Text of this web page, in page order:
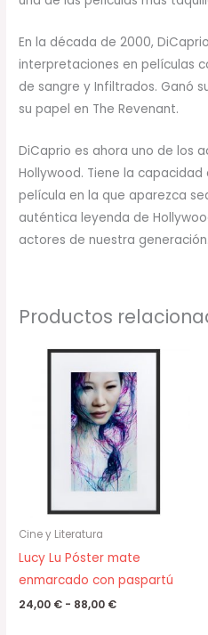
En la década de 2000,
interpretaciones en películas
de sangre y Infiltrados. Ganó
su papel en The Revenant.
DiCaprio es ahora uno de los
Hollywood. Tiene la
película en la que aparezca
auténtica leyenda de
actores de nuestra generación.
Productos
Cine y Literatura
Lucy Lu Póster mate
enmarcado con paspartú
24,00 € - 88,00 €
Rango
precios:
desde
24,00 €
hasta
88,00 €